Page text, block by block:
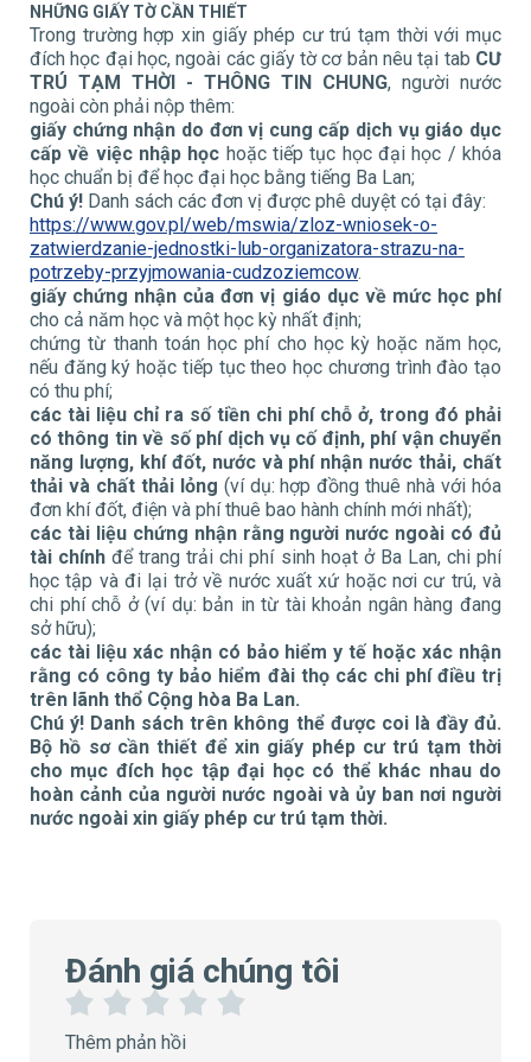
NHỮNG GIẤY TỜ CẦN THIẾT
Trong trường hợp xin giấy phép cư trú tạm thời với mục
đích học đại học, ngoài các giấy tờ cơ bản nêu tại tab CƯ
TRÚ TẠM THỜI - THÔNG TIN CHUNG, người nước
ngoài còn phải nộp thêm:
giấy chứng nhận do đơn vị cung cấp dịch vụ giáo dục
cấp về việc nhập học hoặc tiếp tục học đại học / khóa
học chuẩn bị để học đại học bằng tiếng Ba Lan;
Chú ý! Danh sách các đơn vị được phê duyệt có tại đây:
https://www.gov.pl/web/mswia/zloz-wniosek-o-
zatwierdzanie-jednostki-lub-organizatora-strazu-na-
potrzeby-przyjmowania-cudzoziemcow.
giấy chứng nhận của đơn vị giáo dục về mức học phí
cho cả năm học và một học kỳ nhất định;
chứng từ thanh toán học phí cho học kỳ hoặc năm học,
nếu đăng ký hoặc tiếp tục theo học chương trình đào tạo
có thu phí;
các tài liệu chỉ ra số tiền chi phí chỗ ở, trong đó phải
có thông tin về số phí dịch vụ cố định, phí vận chuyển
năng lượng, khí đốt, nước và phí nhận nước thải, chất
thải và chất thải lỏng (ví dụ: hợp đồng thuê nhà với hóa
đơn khí đốt, điện và phí thuê bao hành chính mới nhất);
các tài liệu chứng nhận rằng người nước ngoài có đủ
tài chính để trang trải chi phí sinh hoạt ở Ba Lan, chi phí
học tập và đi lại trở về nước xuất xứ hoặc nơi cư trú, và
chi phí chỗ ở (ví dụ: bản in từ tài khoản ngân hàng đang
sở hữu);
các tài liệu xác nhận có bảo hiểm y tế hoặc xác nhận
rằng có công ty bảo hiểm đài thọ các chi phí điều trị
trên lãnh thổ Cộng hòa Ba Lan.
Chú ý! Danh sách trên không thể được coi là đầy đủ.
Bộ hồ sơ cần thiết để xin giấy phép cư trú tạm thời
cho mục đích học tập đại học có thể khác nhau do
hoàn cảnh của người nước ngoài và ủy ban nơi người
nước ngoài xin giấy phép cư trú tạm thời.
Đánh giá chúng tôi
S
S
S
Thêm phản hồi